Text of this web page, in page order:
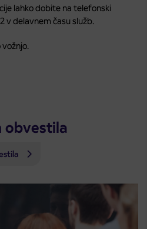
lahko dobite na telefonski
v delavnem času služb.
obvestila